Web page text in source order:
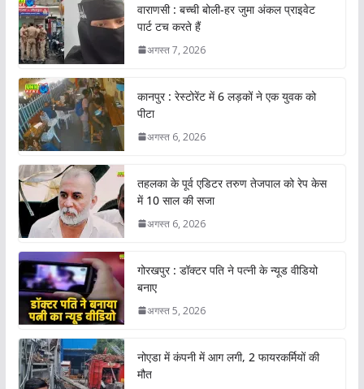
वाराणसी : बच्ची बोली-हर जुमा अंकल प्राइवेट
पार्ट टच करते हैं
अगस्त 7, 2026
कानपुर : रेस्टोरेंट में 6 लड़कों ने एक युवक को
पीटा
अगस्त 6, 2026
तहलका के पूर्व एडिटर तरुण तेजपाल को रेप केस
में 10 साल की सजा
अगस्त 6, 2026
गोरखपुर : डॉक्टर पति ने पत्नी के न्यूड वीडियो
बनाए
अगस्त 5, 2026
नोएडा में कंपनी में आग लगी, 2 फायरकर्मियों की
मौत